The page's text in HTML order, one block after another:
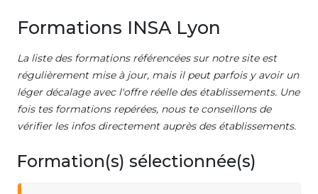
Formations INSA Lyon
La liste des formations référencées sur notre site est
régulièrement mise à jour, mais il peut parfois y avoir un
léger décalage avec l'offre réelle des établissements. Une
fois tes formations repérées, nous te conseillons de
vérifier les infos directement auprès des établissements.
Formation(s) sélectionnée(s)